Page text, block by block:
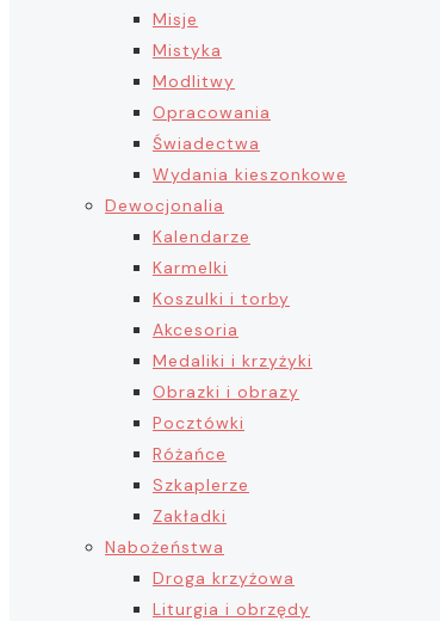
Misje
Mistyka
Modlitwy
Opracowania
Świadectwa
Wydania kieszonkowe
Dewocjonalia
Kalendarze
Karmelki
Koszulki i torby
Akcesoria
Medaliki i krzyżyki
Obrazki i obrazy
Pocztówki
Różańce
Szkaplerze
Zakładki
Nabożeństwa
Droga krzyżowa
Liturgia i obrzędy